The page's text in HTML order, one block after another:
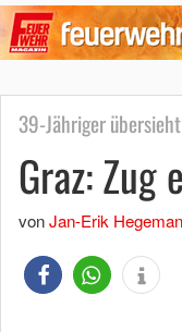
39-Jähriger
Graz: Zug
vonJan-Erik